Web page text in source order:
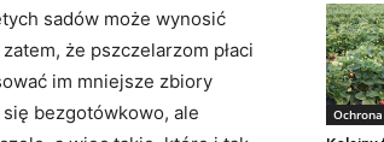
sadów może wynosić
że pszczelarzom płaci
im mniejsze zbiory
bezgotówkowo, ale
Ochrona